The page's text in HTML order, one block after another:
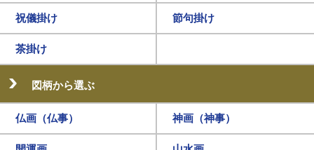
祝儀掛け 節句掛け
茶掛け
図柄から選ぶ
仏画（仏事） 神画（神事）